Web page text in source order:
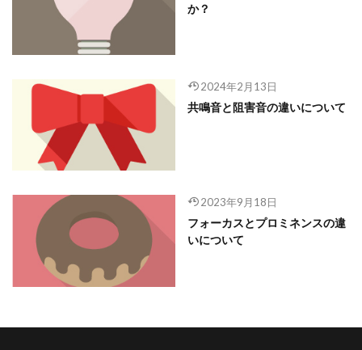
か？
2024年2月13日
共鳴音と阻害音の違いについて
2023年9月18日
フォーカスとプロミネンスの違
いについて